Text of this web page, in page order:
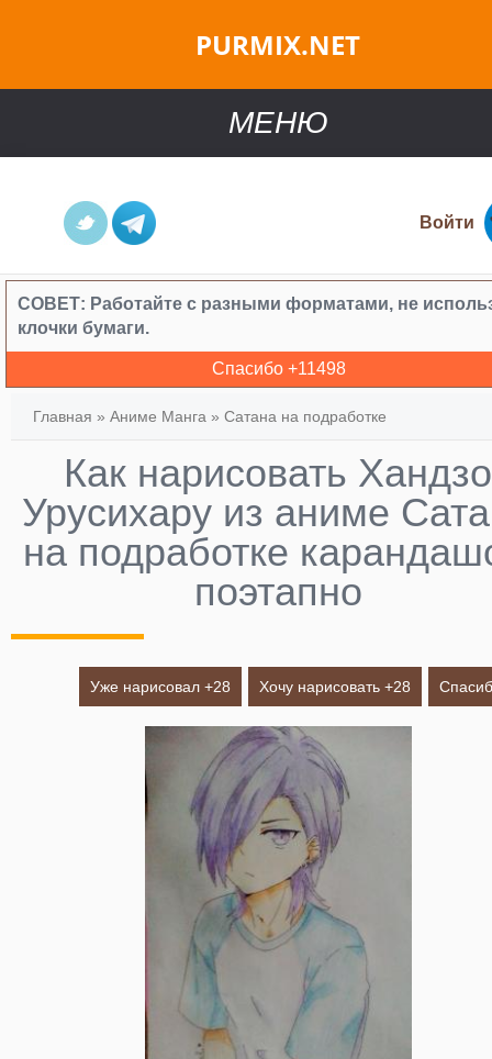
PURMIX.NET
МЕНЮ
Войти
СОВЕТ: Работайте с разными форматами, не
клочки бумаги.
Спасибо +11498
Главная » Аниме Манга » Сатана на подработке
Как нарисовать Хандзо
Урусихару из аниме
на подработке
поэтапно
Уже нарисовал +28 Хочу нарисовать +28